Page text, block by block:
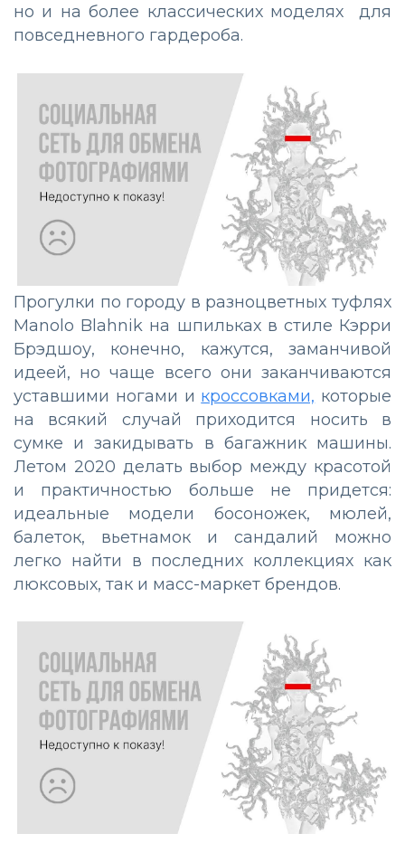
но и на более классических моделях для
повседневного гардероба.
Прогулки по городу в разноцветных туфлях
Manolo Blahnik на шпильках в стиле Кэрри
Брэдшоу, конечно, кажутся, заманчивой
идеей, но чаще всего они заканчиваются
уставшими ногами и кроссовками, которые
на всякий случай приходится носить в
сумке и закидывать в багажник машины.
Летом 2020 делать выбор между красотой
и практичностью больше не придется:
идеальные модели босоножек, мюлей,
балеток, вьетнамок и сандалий можно
легко найти в последних коллекциях как
люксовых, так и масс-маркет брендов.